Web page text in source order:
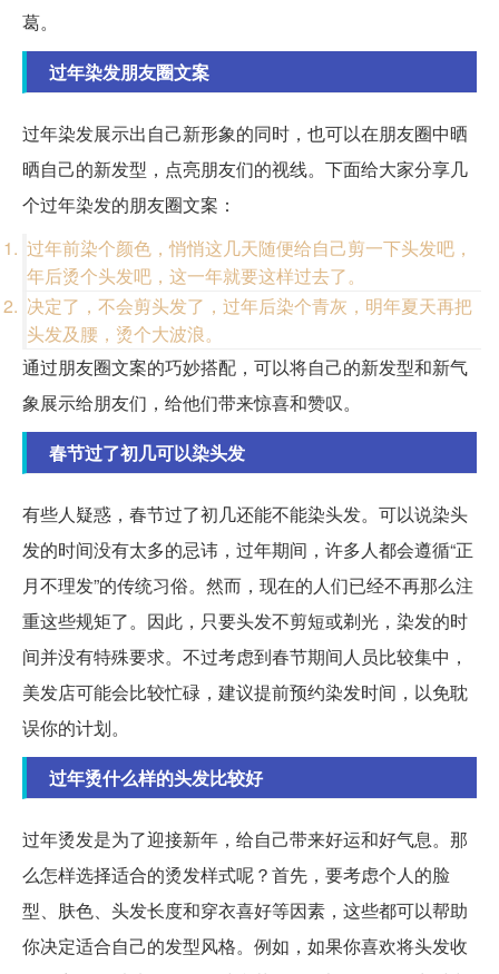
葛。
过年染发朋友圈文案
过年染发展示出自己新形象的同时，也可以在朋友圈中晒
晒自己的新发型，点亮朋友们的视线。下面给大家分享几
个过年染发的朋友圈文案：
过年前染个颜色，悄悄这几天随便给自己剪一下头发吧，
年后烫个头发吧，这一年就要这样过去了。
决定了，不会剪头发了，过年后染个青灰，明年夏天再把
头发及腰，烫个大波浪。
通过朋友圈文案的巧妙搭配，可以将自己的新发型和新气
象展示给朋友们，给他们带来惊喜和赞叹。
春节过了初几可以染头发
有些人疑惑，春节过了初几还能不能染头发。可以说染头
发的时间没有太多的忌讳，过年期间，许多人都会遵循“正
月不理发”的传统习俗。然而，现在的人们已经不再那么注
重这些规矩了。因此，只要头发不剪短或剃光，染发的时
间并没有特殊要求。不过考虑到春节期间人员比较集中，
美发店可能会比较忙碌，建议提前预约染发时间，以免耽
误你的计划。
过年烫什么样的头发比较好
过年烫发是为了迎接新年，给自己带来好运和好气息。那
么怎样选择适合的烫发样式呢？首先，要考虑个人的脸
型、肤色、头发长度和穿衣喜好等因素，这些都可以帮助
你决定适合自己的发型风格。例如，如果你喜欢将头发收